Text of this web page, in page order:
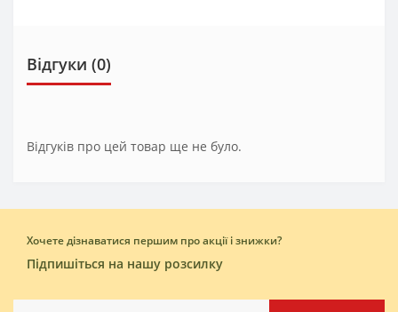
Відгуки (0)
Відгуків про цей товар ще не було.
Хочете дізнаватися першим про акції і знижки?
Підпишіться на нашу розсилку